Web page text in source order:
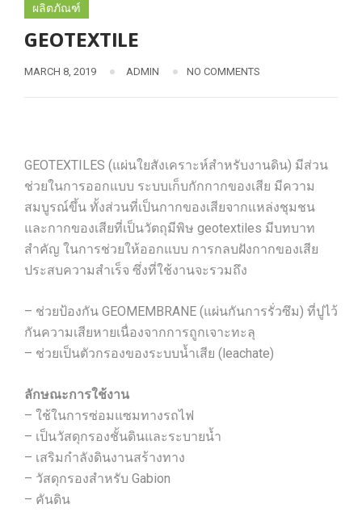
ผลิตภัณฑ์
GEOTEXTILE
MARCH 8, 2019 ADMIN NO COMMENTS
GEOTEXTILES (แผ่นใยสังเคราะห์สำหรับงานดิน) มีส่วน
ช่วยในการออกแบบ ระบบเก็บกักกากของเสีย มีความ
สมบูรณ์ขึ้น ทั้งส่วนที่เป็นกากของเสียจากแหล่งชุมชน
และกากของเสียที่เป็นวัตถุมีพิษ geotextiles มีบทบาท
สำคัญ ในการช่วยให้ออกแบบ การกลบฝังกากของเสีย
ประสบความสำเร็จ ซึ่งที่ใช้งานจะรวมถึง
– ช่วยป้องกัน GEOMEMBRANE (แผ่นกันการรั่วซึม) ที่ปูไว้
กันความเสียหายเนื่องจากการถูกเจาะทะลุ
– ช่วยเป็นตัวกรองของระบบน้ำเสีย (leachate)
ลักษณะการใช้งาน
– ใช้ในการซ่อมแซมทางรถไฟ
– เป็นวัสดุกรองชั้นดินและระบายน้ำ
– เสริมกำลังดินงานสร้างทาง
– วัสดุกรองสำหรับ Gabion
– คันดิน